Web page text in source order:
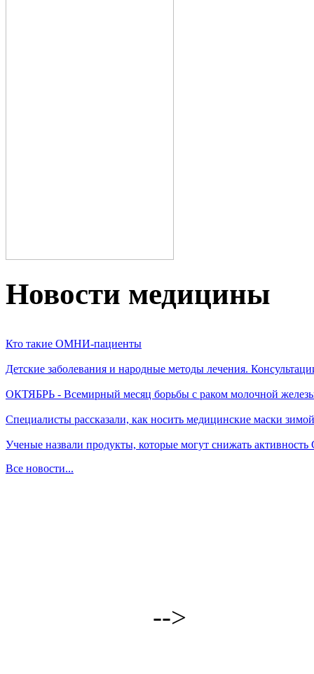
Новости медицины
Кто такие ОМНИ-пациенты
Детские заболевания и народные методы лечения.
ОКТЯБРЬ - Всемирный месяц борьбы с раком молочной
Специалисты рассказали, как носить медицинские маски зимой
Ученые назвали продукты, которые могут снижать
Все новости...
-->